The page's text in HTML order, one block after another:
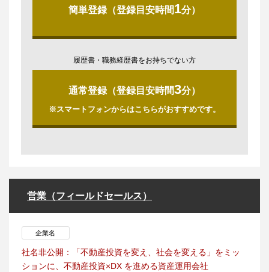
簡単登録（登録目安時間1分）
履歴書・職務経歴書をお持ちでない方
通常登録（登録目安時間3分）
※スマートフォンからはこちらがおすすめです。
営業（フィールドセールス）
企業名
社名非公開：「不動産投資を変え、社会を変える」をミッ
ションに、不動産投資×DX を進める資産運用会社